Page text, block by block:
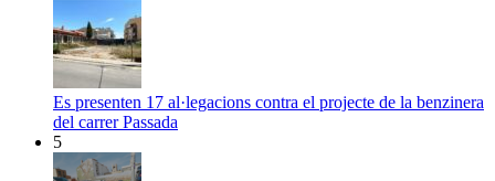
Es presenten 17 al·legacions contra el projecte de la benzinera
del carrer Passada
5